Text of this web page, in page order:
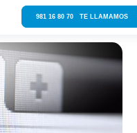
981 16 80 70 TE LLAMAMOS